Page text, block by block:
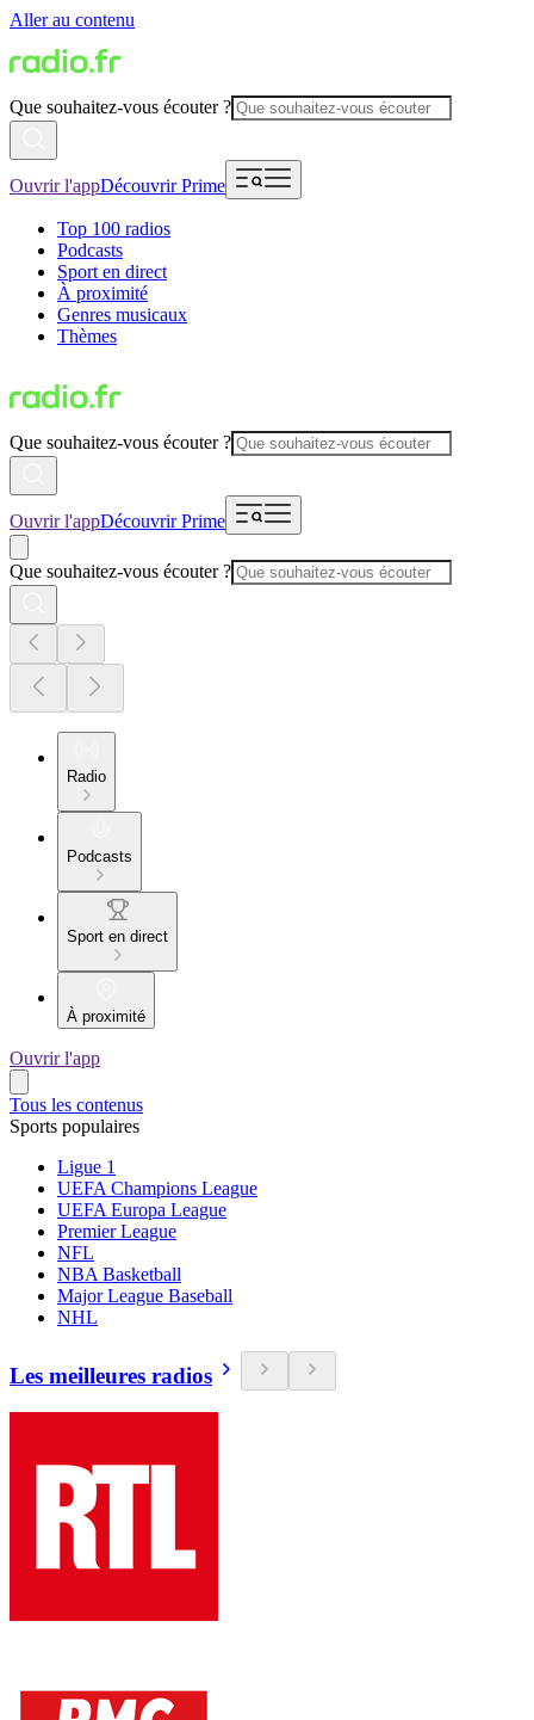
Aller au contenu
Que souhaitez-vous écouter ?
Ouvrir l'appDécouvrir Prime
Top 100 radios
Podcasts
Sport en direct
À proximité
Genres musicaux
Thèmes
Que souhaitez-vous écouter ?
Ouvrir l'appDécouvrir Prime
Que souhaitez-vous écouter ?
Radio
Podcasts
Sport en direct
À proximité
Ouvrir l'app
Tous les contenus
Sports populaires
Ligue 1
UEFA Champions League
UEFA Europa League
Premier League
NFL
NBA Basketball
Major League Baseball
NHL
Les meilleures radios